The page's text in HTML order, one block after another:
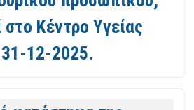
Κέντρο Υγείας
31-12-2025.